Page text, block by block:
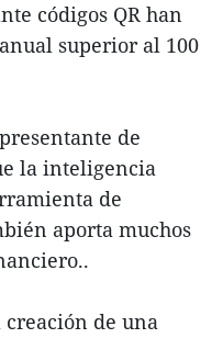
códigos QR han
superior al 100
de
la inteligencia
de
aporta muchos
creación de una